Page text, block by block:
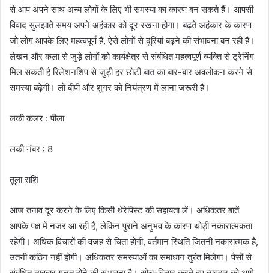
से आप अपने साथ अन्य लोगों के लिए भी समस्या का कारण बन सकते हैं। आपसी
विवाद सुलझाते समय अपने अहंकार को दूर रखना होगा। बढ़ते अहंकार के कारण
जो लोग आपके लिए महत्वपूर्ण हैं, ऐसे लोगों से दूरियां बढ़ने की संभावना बन रही है।
लेखन और कला से जुड़े लोगों को कार्यक्षेत्र से संबंधित महत्वपूर्ण व्यक्ति से ट्रेनिंग
मिल सकती है रिलेशनशिप से जुड़ी हर छोटी बात का बार-बार अवलोकन करने से
समस्या बढ़ेगी। लो बीपी और शुगर को नियंत्रण में लाना जरूरी है।
लकी कलर : पीला
लकी नंबर : 8
तुला राशि
आज तनाव दूर करने के लिए किसी थेरेपिस्ट की सहायता लें। अधिकतर बातें
आपके पक्ष में नजर आ रही हैं, लेकिन पुराने अनुभव के कारण थोड़ी नकारात्मकता
रहेगी। अधिक विचारों की वजह से चिंता होगी, वर्तमान स्थिति जितनी नकारात्मक है,
उतनी कठिन नहीं होगी। अधिकतर समस्याओं का समाधान तुरंत मिलेगा। पैसों से